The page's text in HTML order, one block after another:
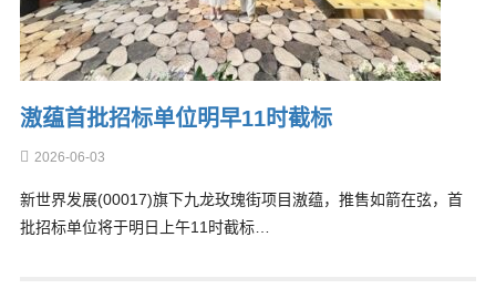
滶蕴首批招标单位明早11时截标
2026-06-03
新世界发展(00017)旗下九龙玫瑰街项目滶蕴，推售如箭在弦，首
批招标单位将于明日上午11时截标…